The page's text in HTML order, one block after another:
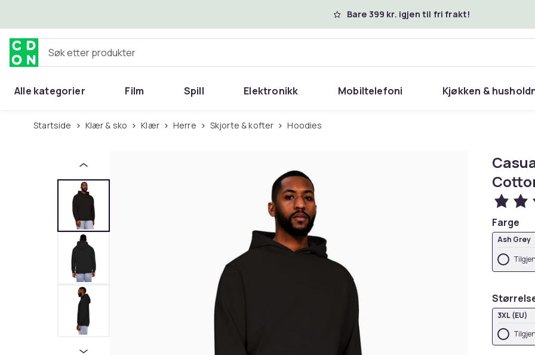
Bare 399 kr. igjen til fri frakt!
Søk etter produkter
Alle kategorier Film Spill Elektronikk Mobiltelefoni Kjøkken &
Startside Klær & sko Klær Herre Skjorte & kofter Hoodies
Farge
Ash Grey
3XL (EU)